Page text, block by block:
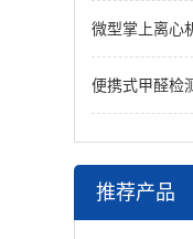
微型掌上离心
便携式甲醛检测
推荐产品